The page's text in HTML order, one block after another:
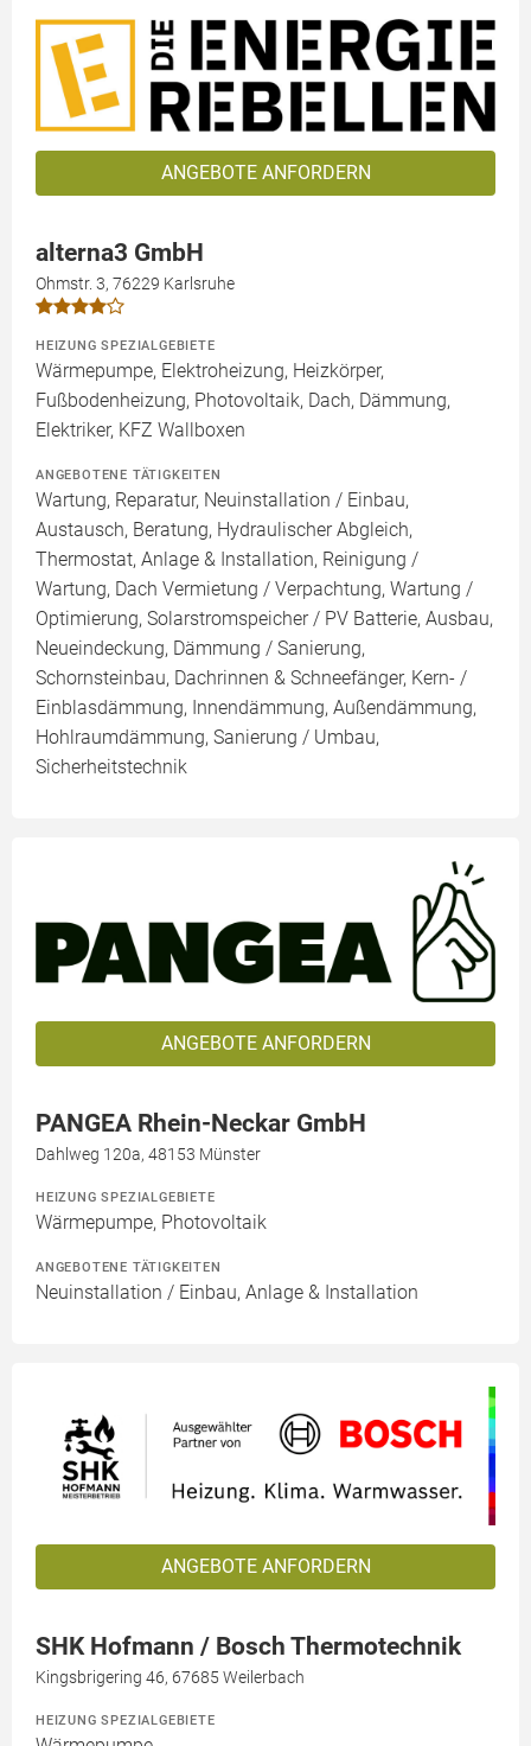
ANGEBOTE ANFORDERN
alterna3 GmbH
Ohmstr. 3, 76229 Karlsruhe
HEIZUNG SPEZIALGEBIETE
Wärmepumpe, Elektroheizung, Heizkörper,
Fußbodenheizung, Photovoltaik, Dach, Dämmung,
Elektriker, KFZ Wallboxen
ANGEBOTENE TÄTIGKEITEN
Wartung, Reparatur, Neuinstallation / Einbau,
Austausch, Beratung, Hydraulischer Abgleich,
Thermostat, Anlage & Installation, Reinigung /
Wartung, Dach Vermietung / Verpachtung, Wartung /
Optimierung, Solarstromspeicher / PV Batterie, Ausbau,
Neueindeckung, Dämmung / Sanierung,
Schornsteinbau, Dachrinnen & Schneefänger, Kern- /
Einblasdämmung, Innendämmung, Außendämmung,
Hohlraumdämmung, Sanierung / Umbau,
Sicherheitstechnik
ANGEBOTE ANFORDERN
PANGEA Rhein-Neckar GmbH
Dahlweg 120a, 48153 Münster
HEIZUNG SPEZIALGEBIETE
Wärmepumpe, Photovoltaik
ANGEBOTENE TÄTIGKEITEN
Neuinstallation / Einbau, Anlage & Installation
ANGEBOTE ANFORDERN
SHK Hofmann / Bosch Thermotechnik
Kingsbrigering 46, 67685 Weilerbach
HEIZUNG SPEZIALGEBIETE